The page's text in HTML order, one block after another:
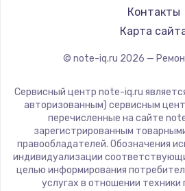
LG
Panasonic
ZTE
Hiper
Evga
Google
Echips
Контакты
Карта
© note-iq.ru 2026 —
Сервисный центр note-iq.ru
авторизованным) сервисным
перечисленные на сайте
зарегистрированным
правообладателей. Обозначения
индивидуализации
целью информирования
услугах в отношении техники